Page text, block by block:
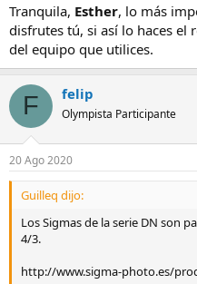
Tranquila, Esther, lo más
disfrutes tú, si así lo haces el
del equipo que utilices.
F felip
Olympista Participante
20 Ago 2020
Guilleq dijo:
Los Sigmas de la serie DN son
4/3.
http://www.sigma-photo.es/